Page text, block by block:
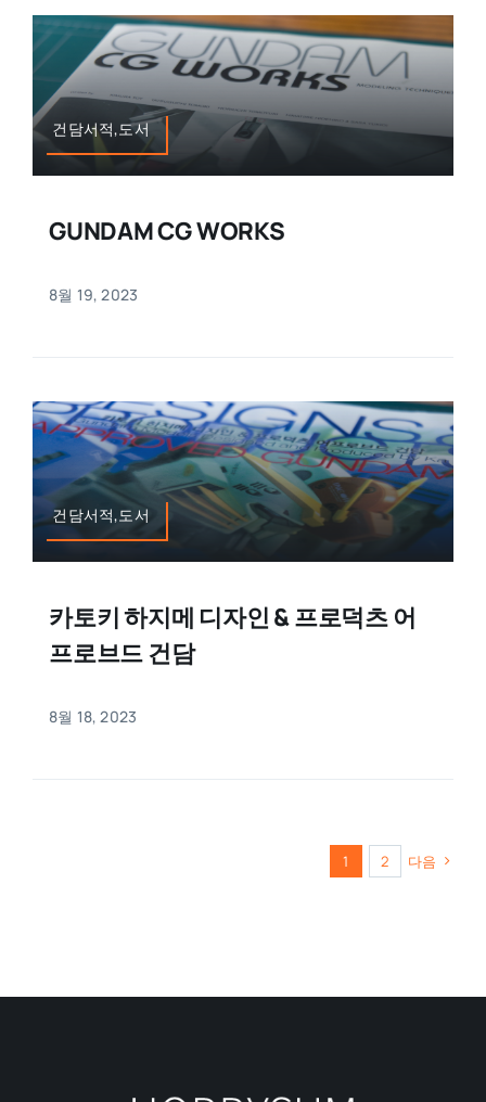
건담서적,도서
GUNDAM CG WORKS
8월 19, 2023
건담서적,도서
카토키 하지메 디자인 & 프로덕츠 어
프로브드 건담
8월 18, 2023
1 2 다음